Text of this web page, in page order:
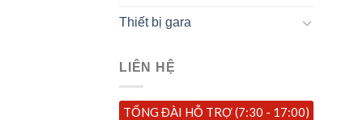
Thiết bị gara
LIÊN HỆ
TỔNG ĐÀI HỖ TRỢ (7:30 - 17:00)